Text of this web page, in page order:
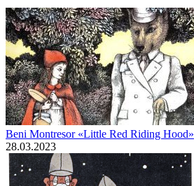
Beni Montresor «Little Red Riding Hood»
28.03.2023